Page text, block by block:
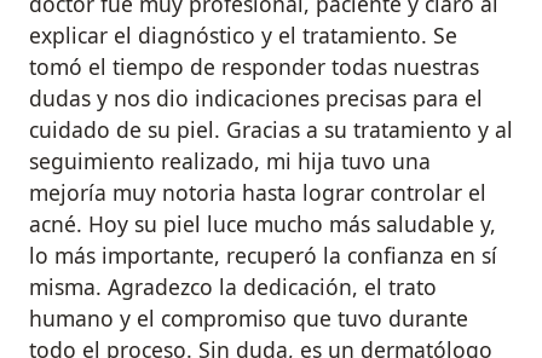
explicar el diagnóstico y el tratamiento. Se
tomó el tiempo de responder todas nuestras
dudas y nos dio indicaciones precisas para el
cuidado de su piel. Gracias a su tratamiento y al
seguimiento realizado, mi hija tuvo una
mejoría muy notoria hasta lograr controlar el
acné. Hoy su piel luce mucho más saludable y,
lo más importante, recuperó la confianza en sí
misma. Agradezco la dedicación, el trato
humano y el compromiso que tuvo durante
todo el proceso. Sin duda, es un dermatólogo